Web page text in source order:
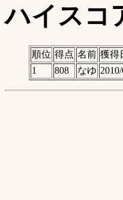
ハイスコ
順位 得点 名前 獲得
1
808 なゆ